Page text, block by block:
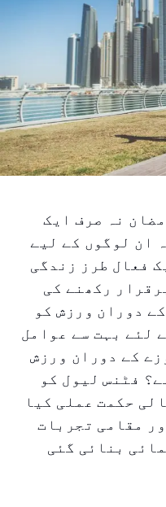
نہ صرف ایک
ان لوگوں کے لیے
فعال طرز زندگی
رکھنے کی
دوران ورزش کو
لئے بہت سے عوامل
کے دوران ورزش
فٹنس لیول کو
حکمت عملی کیا
مقامی تجربات
بنائی گئی